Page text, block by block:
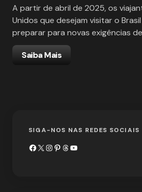
A partir de abril de 2025, os
Unidos que desejam visitar o
preparar para novas exigências
Saiba Mais
SIGA-NOS NAS REDES SOCIAIS